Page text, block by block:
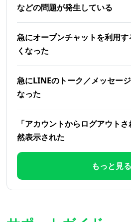
などの問題が発生している
急にオープンチャットを利用
くなった
急にLINEのトーク／メッセー
なった
「アカウントからログアウト
然表示された
もっと見る